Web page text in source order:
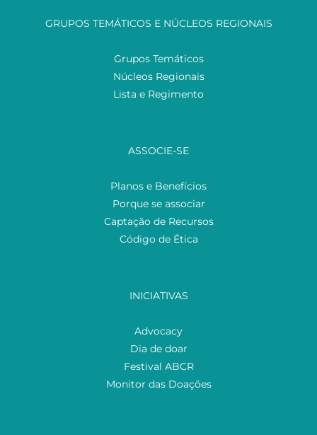
GRUPOS TEMÁTICOS E NÚCLEOS REGIONAIS
Grupos Temáticos
Núcleos Regionais
Lista e Regimento
ASSOCIE-SE
Planos e Benefícios
Porque se associar
Captação de Recursos
Código de Ética
INICIATIVAS
Advocacy
Dia de doar
Festival ABCR
Monitor das Doações